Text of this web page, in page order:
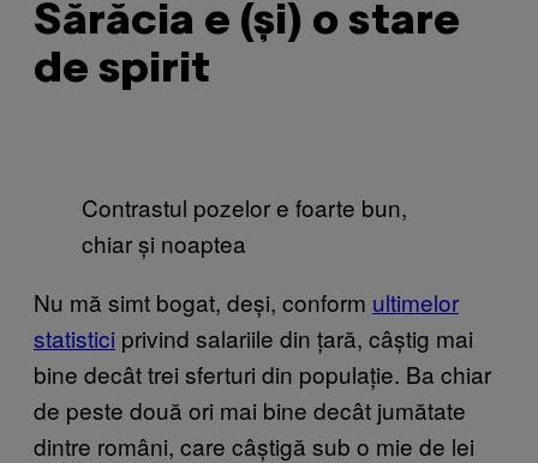
Sărăcia e (și) o stare
de spirit
Contrastul pozelor e foarte bun,
chiar și noaptea
Nu mă simt bogat, deși, conform ultimelor
statistici privind salariile din țară, câștig mai
bine decât trei sferturi din populație. Ba chiar
de peste două ori mai bine decât jumătate
dintre români, care câștigă sub o mie de lei